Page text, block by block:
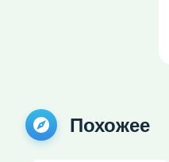
Похожее